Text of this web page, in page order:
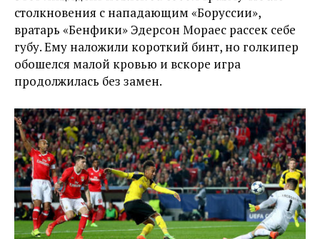
столкновения с нападающим «Боруссии»,
вратарь «Бенфики» Эдерсон Мораес рассек себе
губу. Ему наложили короткий бинт, но голкипер
обошелся малой кровью и вскоре игра
продолжилась без замен.